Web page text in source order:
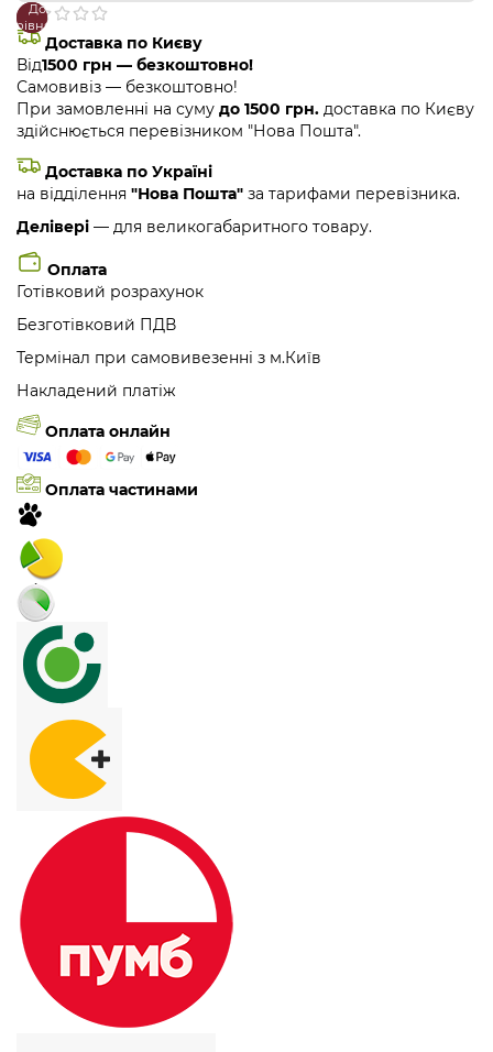
В
закладки
До
Доставка по Києву
Від1500 грн — безкоштовно!
Самовивіз — безкоштовно!
При замовленні на суму до 1500 грн. доставка по Києву
здійснюється перевізником "Нова Пошта".
Доставка по Україні
на відділення "Нова Пошта" за тарифами перевізника.
Делівері — для великогабаритного товару.
Оплата
Готівковий розрахунок
Безготівковий ПДВ
Термінал при самовивезенні з м.Київ
Накладений платіж
Оплата онлайн
Оплата частинами